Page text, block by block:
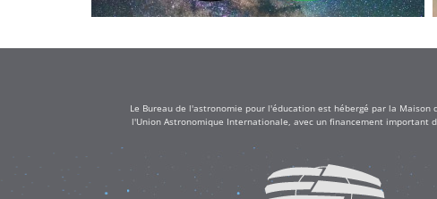
Le Bureau de l'astronomie pour l'éducation est hébergé par la
l'Union Astronomique Internationale, avec un financement important